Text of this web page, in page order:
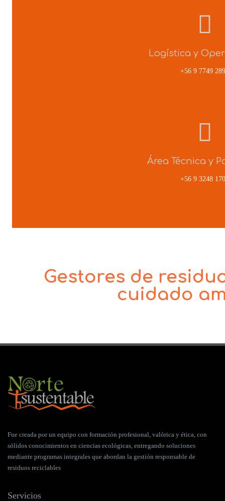
Logística y
+56 9 7749
Área Técnica y
+56 9 3248
Gestores de
cuidado
Fue creada por un equipo con formación profesional, valórica y ética, con
sólidos conocimientos en ciencias ecológicas, entregando soluciones
mediante programas integrales que abordan la gestión responsable de
residuos reciclables
Servicios